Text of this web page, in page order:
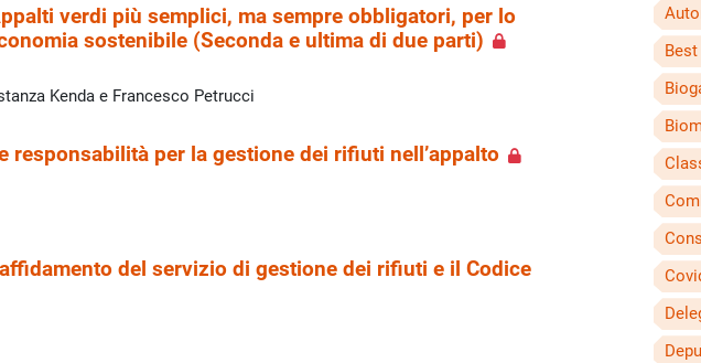
verdi più semplici, ma sempre obbligatori, per lo
sostenibile (Seconda e ultima di due parti)
Kenda e Francesco Petrucci
responsabilità per la gestione dei rifiuti nell’appalto
del servizio di gestione dei rifiuti e il Codice